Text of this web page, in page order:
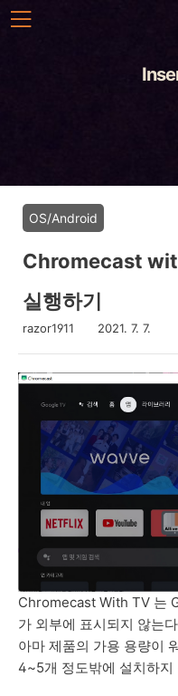
본문 바로가기
OS/Android
Chromecast
실행하기
razor1911 2021. 7. 7.
Chromecast With TV 는
가 외부에 표시되지 않는
아마 제품의 가용 용량이
4~5개 정도밖에 설치하지